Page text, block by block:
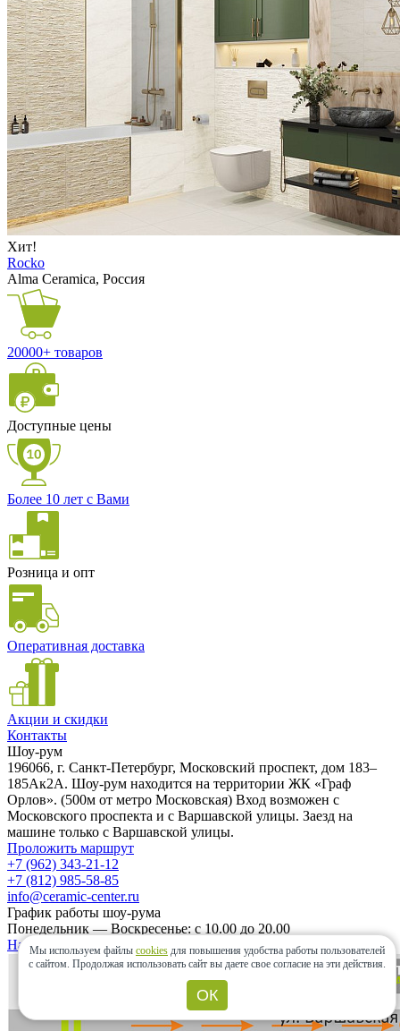
Хит!
Rocko
Alma Ceramica, Россия
20000+ товаров
Доступные цены
Более 10 лет с Вами
Розница и опт
Оперативная доставка
Акции и скидки
Контакты
Шоу-рум
196066, г. Санкт-Петербург, Московский проспект, дом 183–
185Ак2А. Шоу-рум находится на территории ЖК «Граф
Орлов». (500м от метро Московская) Вход возможен с
Московского проспекта и с Варшавской улицы. Заезд на
машине только с Варшавской улицы.
Проложить маршрут
+7 (962) 343-21-12
+7 (812) 985-58-85
info@ceramic-center.ru
График работы шоу-рума
Понедельник — Воскресенье: с 10.00 до 20.00
Найти шоу-рум быстро
Мы используем файлы cookies для повышения удобства работы пользователей
с сайтом. Продолжая использовать сайт вы даете свое согласие на эти действия.
ОК